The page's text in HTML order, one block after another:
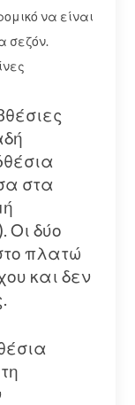
να είναι
σεζόν.
στα
Οι δύο
πλατώ
και δεν